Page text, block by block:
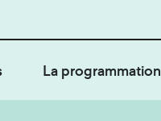
La programmation